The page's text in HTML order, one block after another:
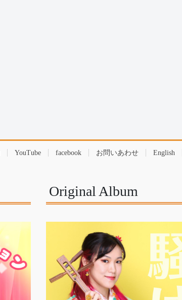
YouTube facebook お問いあわせ English
Original Album